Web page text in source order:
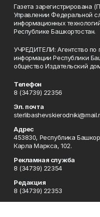
Газета зарегистрирована
Управлении Федеральной
информационных
Республике Башкортостан.
УЧРЕДИТЕЛИ: Агентство по
информации Республики
общество Издательский
Телефон
8 (34739) 22356
Эл. почта
Адрес
453830, Республика
Карла Маркса, 102.
Рекламная служба
8 (34739) 22354
Редакция
8 (34739) 22353